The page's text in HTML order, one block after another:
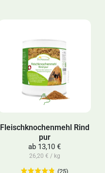
Fleischknochenmehl Rind
pur
ab 13,10 €
26,20 € / kg
(25)